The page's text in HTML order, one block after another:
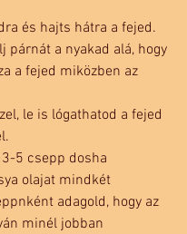
és hajts hátra a fejed.
párnát a nyakad alá, hogy
a fejed miközben az
le is lógathatod a fejed
5 csepp dosha
olajat mindkét
adagold, hogy az
minél jobban